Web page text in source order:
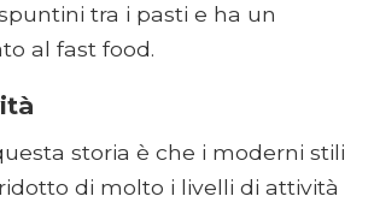
tra i pasti e ha un
al fast food.
storia è che i moderni stili
di molto i livelli di attività